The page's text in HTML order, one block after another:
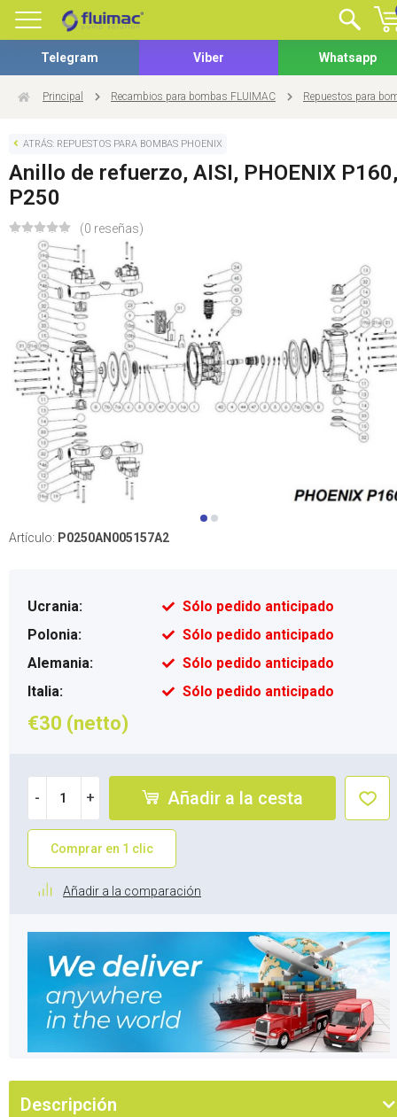
Telegram Viber Whatsapp
Principal Recambios para bombas FLUIMAC Repuestos para
ATRÁS: REPUESTOS PARA BOMBAS PHOENIX
Anillo de refuerzo, AISI, PHOENIX P160,
P250
(0 reseñas)
Artículo: P0250AN005157A2
Ucrania:
Sólo pedido anticipado
Polonia:
Sólo pedido anticipado
Alemania:
Sólo pedido anticipado
Italia:
Sólo pedido anticipado
€30 (netto)
- + Añadir a la cesta
Comprar en 1 clic
Añadir a la comparación
Descripción